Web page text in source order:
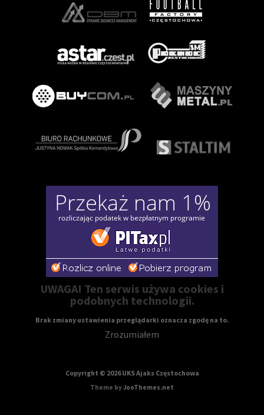
UWAGA! Ten serwis używa cookies i
podobnych technologii.
Brak zmiany ustawienia przeglądarki oznacza zgodę na to.
Zrozumiałem
Copyright © 2026 UKS Ajaks Częstochowa
Theme byJooThemes.net